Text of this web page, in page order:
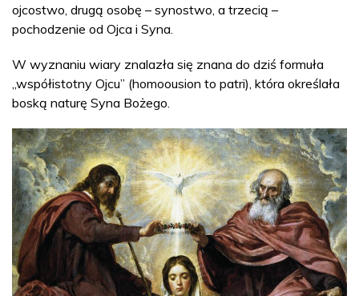
ojcostwo, drugą osobę – synostwo, a trzecią –
pochodzenie od Ojca i Syna.
W wyznaniu wiary znalazła się znana do dziś formuła
„współistotny Ojcu” (homoousion to patri), która określała
boską naturę Syna Bożego.